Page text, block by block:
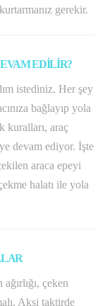
gerekir.
EDİLİR?
istediniz. Her şey
bağlayıp yola
kuralları, araç
devam ediyor. İşte
araca epeyi
halatı ile yola
çeken
Aksi taktirde